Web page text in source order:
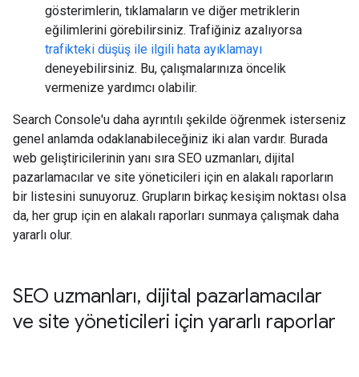
gösterimlerin, tıklamaların ve diğer metriklerin
eğilimlerini görebilirsiniz. Trafiğiniz azalıyorsa
trafikteki düşüş ile ilgili hata ayıklamayı
deneyebilirsiniz. Bu, çalışmalarınıza öncelik
vermenize yardımcı olabilir.
Search Console'u daha ayrıntılı şekilde öğrenmek isterseniz
genel anlamda odaklanabileceğiniz iki alan vardır. Burada
web geliştiricilerinin yanı sıra SEO uzmanları, dijital
pazarlamacılar ve site yöneticileri için en alakalı raporların
bir listesini sunuyoruz. Grupların birkaç kesişim noktası olsa
da, her grup için en alakalı raporları sunmaya çalışmak daha
yararlı olur.
SEO uzmanları, dijital pazarlamacılar
ve site yöneticileri için yararlı raporlar